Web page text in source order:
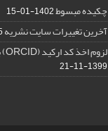
چکیده مبسوط1402-01-15
آخرین تغییرات سایت نشریه
لزوم اخذ کد ارکید (ORCID) برای هر نویسنده
1399-11-21